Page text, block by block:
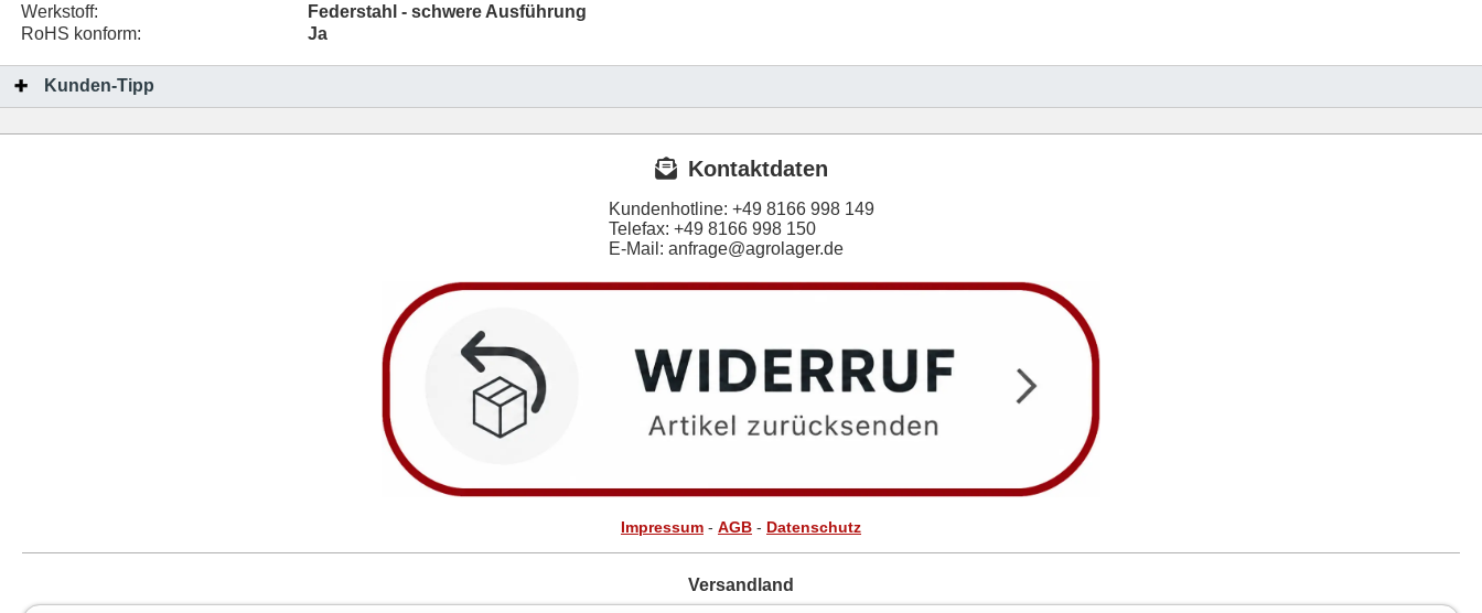
Werkstoff:
Federstahl - schwere Ausführung
RoHS konform:
Ja
Kunden-Tipp
Kontaktdaten
Kundenhotline: +49 8166 998 149
Telefax: +49 8166 998 150
E-Mail: anfrage@agrolager.de
Impressum - AGB - Datenschutz
Versandland